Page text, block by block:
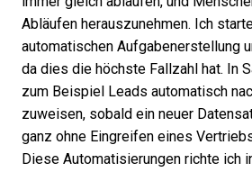
Abläufen herauszunehmen. Ich
automatischen Aufgabenerstellung
da dies die höchste Fallzahl hat. In
zum Beispiel Leads automatisch
zuweisen, sobald ein neuer
ganz ohne Eingreifen eines
Diese Automatisierungen richte ich